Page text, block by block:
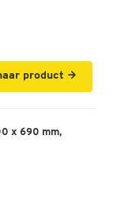
product
x 690 mm,